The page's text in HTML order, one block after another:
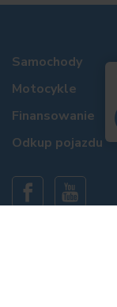
Samochody
Motocykle
Finansowanie
Odkup pojazdu